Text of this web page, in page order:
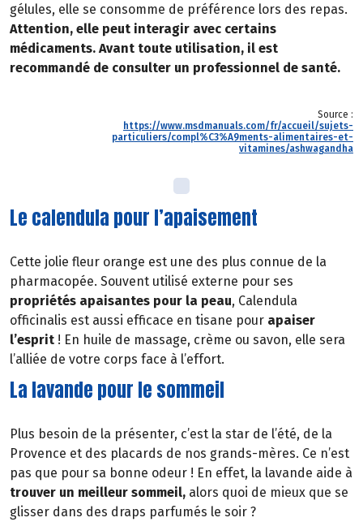
gélules, elle se consomme de préférence lors des repas.
Attention, elle peut interagir avec certains
médicaments. Avant toute utilisation, il est
recommandé de consulter un professionnel de santé.
Source :
https://www.msdmanuals.com/fr/accueil/sujets-
particuliers/compl%C3%A9ments-alimentaires-et-
vitamines/ashwagandha
Le calendula pour l’apaisement
Cette jolie fleur orange est une des plus connue de la
pharmacopée. Souvent utilisé externe pour ses
propriétés apaisantes pour la peau, Calendula
officinalis est aussi efficace en tisane pour apaiser
l’esprit ! En huile de massage, crème ou savon, elle sera
l’alliée de votre corps face à l’effort.
La lavande pour le sommeil
Plus besoin de la présenter, c’est la star de l’été, de la
Provence et des placards de nos grands-mères. Ce n’est
pas que pour sa bonne odeur ! En effet, la lavande aide à
trouver un meilleur sommeil, alors quoi de mieux que se
glisser dans des draps parfumés le soir ?